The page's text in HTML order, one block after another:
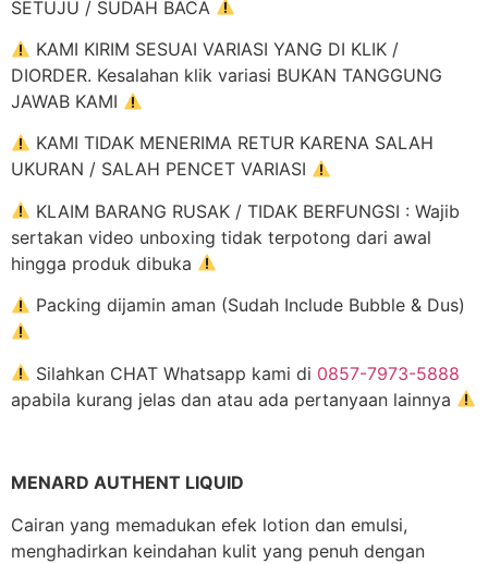
SETUJU / SUDAH BACA
KAMI KIRIM SESUAI VARIASI YANG DI KLIK /
DIORDER. Kesalahan klik variasi BUKAN TANGGUNG
JAWAB KAMI
KAMI TIDAK MENERIMA RETUR KARENA SALAH
UKURAN / SALAH PENCET VARIASI
KLAIM BARANG RUSAK / TIDAK BERFUNGSI : Wajib
sertakan video unboxing tidak terpotong dari awal
hingga produk dibuka
Packing dijamin aman (Sudah Include Bubble & Dus)
Silahkan CHAT Whatsapp kami di 0857-7973-5888
apabila kurang jelas dan atau ada pertanyaan lainnya
MENARD AUTHENT LIQUID
Cairan yang memadukan efek lotion dan emulsi,
menghadirkan keindahan kulit yang penuh dengan